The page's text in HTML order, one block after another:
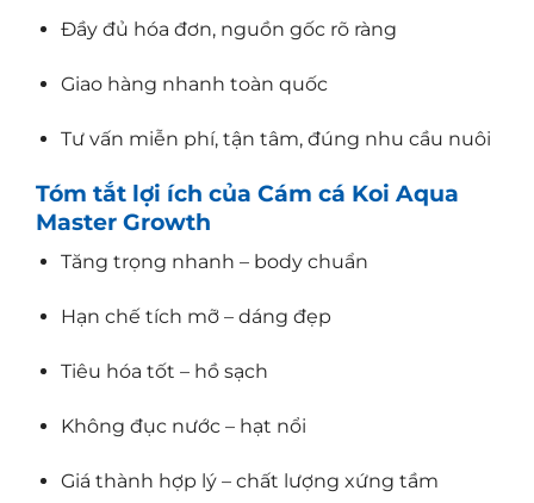
Đầy đủ hóa đơn, nguồn gốc rõ ràng
Giao hàng nhanh toàn quốc
Tư vấn miễn phí, tận tâm, đúng nhu cầu nuôi
Tóm tắt lợi ích của Cám cá Koi Aqua
Master Growth
Tăng trọng nhanh – body chuẩn
Hạn chế tích mỡ – dáng đẹp
Tiêu hóa tốt – hồ sạch
Không đục nước – hạt nổi
Giá thành hợp lý – chất lượng xứng tầm